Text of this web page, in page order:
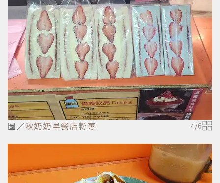
圖／秋奶奶早餐店粉專 4/6